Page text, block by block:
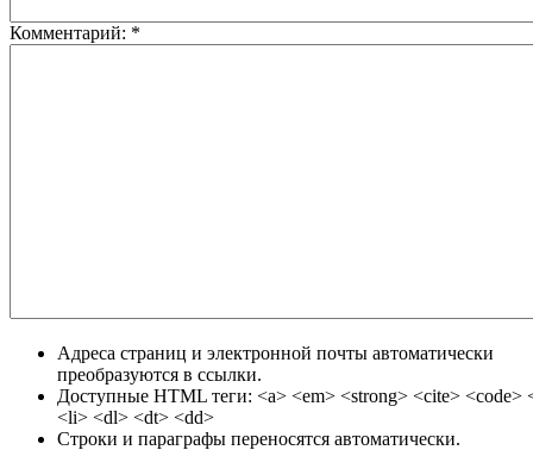
Комментарий: *
Адреса страниц и электронной почты автоматически
преобразуются в ссылки.
Доступные HTML теги: <a> <em> <strong> <cite> <code>
<li> <dl> <dt> <dd>
Строки и параграфы переносятся автоматически.